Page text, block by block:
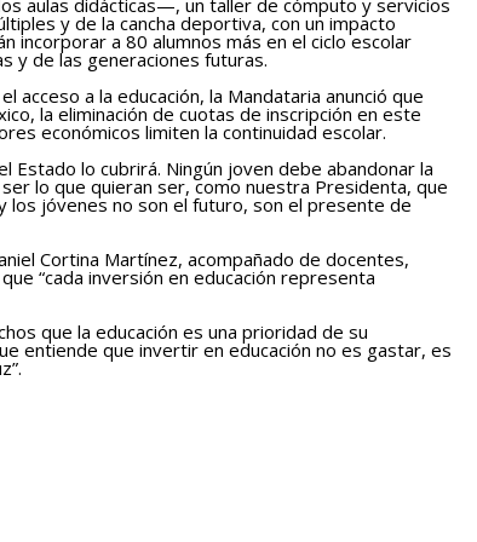
aulas didácticas—, un taller de cómputo y servicios
y de la cancha deportiva, con un impacto
incorporar a 80 alumnos más en el ciclo escolar
y de las generaciones futuras.
a la educación, la Mandataria anunció que
la eliminación de cuotas de inscripción en este
económicos limiten la continuidad escolar.
Estado lo cubrirá. Ningún joven debe abandonar la
lo que quieran ser, como nuestra Presidenta, que
los jóvenes no son el futuro, son el presente de
Cortina Martínez, acompañado de docentes,
“cada inversión en educación representa
que la educación es una prioridad de su
entiende que invertir en educación no es gastar, es